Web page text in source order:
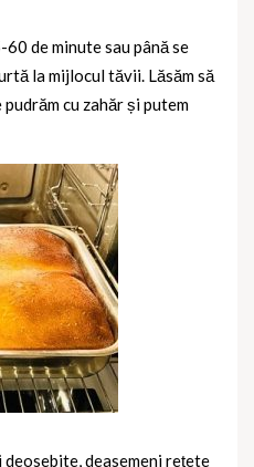
de minute sau până se
la mijlocul tăvii. Lăsăm să
cu zahăr și putem
deasemeni rețete